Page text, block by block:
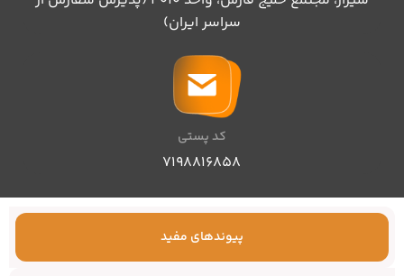
سراسر ایران)
کد پستی
۷۱۹۸۸۱۶۸۵۸
پیوندهای مفید